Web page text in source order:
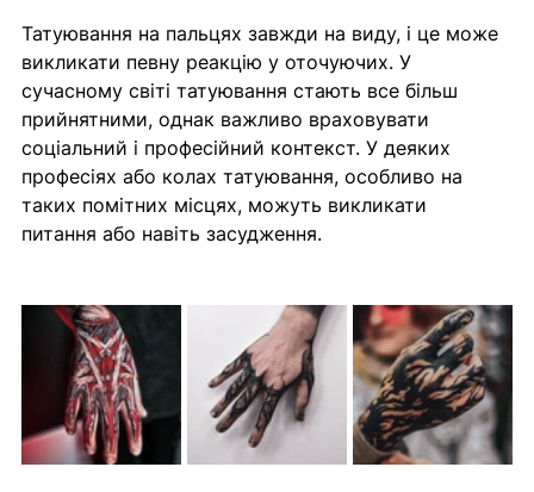
Татуювання на пальцях завжди на виду, і це може
викликати певну реакцію у оточуючих. У
сучасному світі татуювання стають все більш
прийнятними, однак важливо враховувати
соціальний і професійний контекст. У деяких
професіях або колах татуювання, особливо на
таких помітних місцях, можуть викликати
питання або навіть засудження.